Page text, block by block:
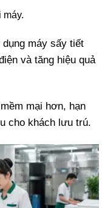
máy.
máy sấy tiết
và tăng hiệu quả
mại hơn, hạn
cho khách lưu trú.